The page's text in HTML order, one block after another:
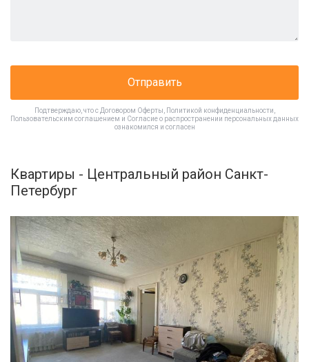
Отправить
Подтверждаю, что с Договором Оферты Политикой конфиденциальности
Пользовательским соглашением и Согласие о распространении персональных данных
ознакомился и согласен
Квартиры - Центральный район Санкт-
Петербург